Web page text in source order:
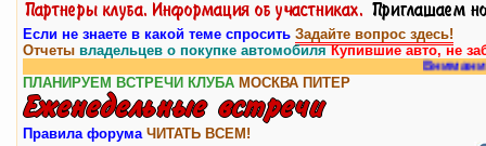
Если не знаете в какой теме спросить Задайте вопрос здесь!
Отчеты владельцев о покупке автомобиляКупившие авто, не
Внимание, у
ПЛАНИРУЕМ ВСТРЕЧИ КЛУБА МОСКВА ПИТЕР
Правила форума ЧИТАТЬ ВСЕМ!